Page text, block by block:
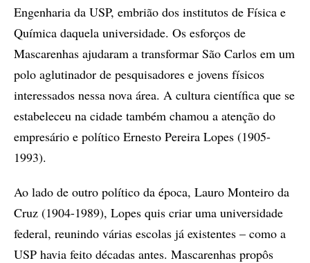
Engenharia da USP, embrião dos institutos de Física e
Química daquela universidade. Os esforços de
Mascarenhas ajudaram a transformar São Carlos em um
polo aglutinador de pesquisadores e jovens físicos
interessados nessa nova área. A cultura científica que se
estabeleceu na cidade também chamou a atenção do
empresário e político Ernesto Pereira Lopes (1905-
1993).
Ao lado de outro político da época, Lauro Monteiro da
Cruz (1904-1989), Lopes quis criar uma universidade
federal, reunindo várias escolas já existentes – como a
USP havia feito décadas antes. Mascarenhas propôs